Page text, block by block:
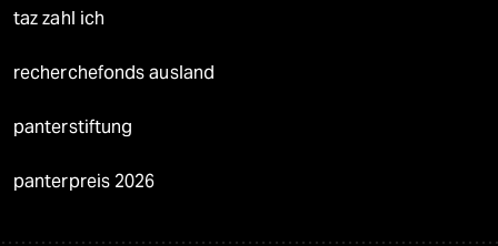
taz zahl ich
recherchefonds ausland
panterstiftung
panterpreis 2026